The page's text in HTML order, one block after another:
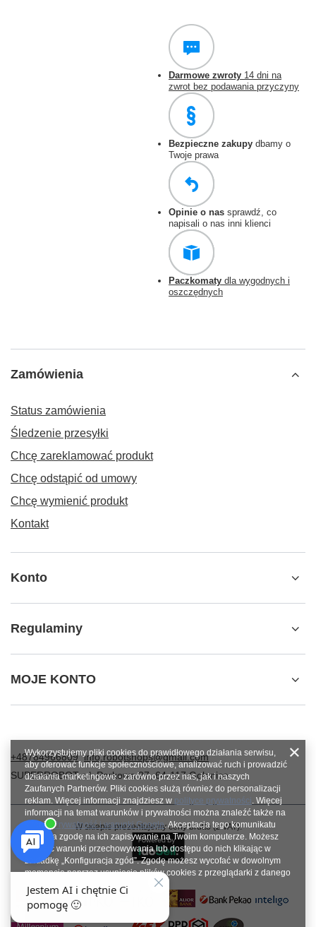
Darmowe zwroty 14 dni na
zwrot bez podawania przyczyny
Bezpieczne zakupy dbamy o
Twoje prawa
Opinie o nas sprawdź, co
napisali o nas inni klienci
Paczkomaty dla wygodnych i
oszczędnych
Zamówienia
Status zamówienia
Śledzenie przesyłki
Chcę zareklamować produkt
Chcę odstąpić od umowy
Chcę wymienić produkt
Kontakt
Konto
Regulaminy
MOJE KONTO
+48784966809 info.robotshops@gmail.com
SUPERROBOT,ul. Parkowa 27,64-117Gołanice
W sklepie prezentujemy ceny brutto (z VAT).
Wykorzystujemy pliki cookies do prawidłowego działania serwisu,
aby oferować funkcje społecznościowe, analizować ruch i prowadzić
działania marketingowe - zarówno przez nas, jak i naszych
Zaufanych Partnerów. Pliki cookies służą również do personalizacji
reklam. Więcej informacji znajdziesz w polityce prywatności. Więcej
informacji na temat warunków i prywatności można znaleźć także na
stronie Prywatność i warunki Google. Akceptacja tego komunikatu
oznacza zgodę na ich zapisywanie na Twoim komputerze. Możesz
określić warunki przechowywania lub dostępu do nich klikając w
zakładkę „Konfiguracja zgód”. Zgodę możesz wycofać w dowolnym
momencie poprzez usunięcie plików cookies z przeglądarki z danego
urządzenia końcowego.
Zamknij